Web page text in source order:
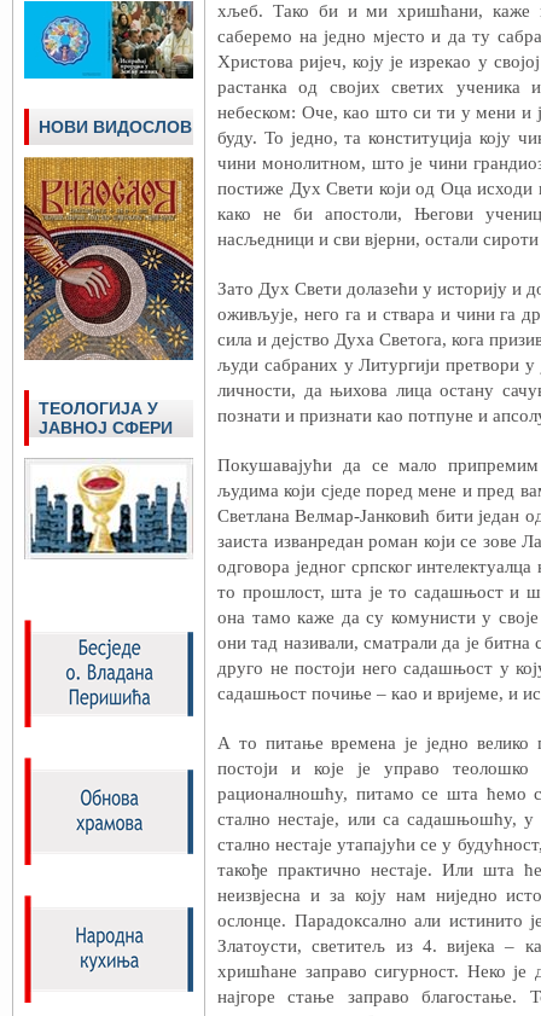
хљеб. Тако би и ми хришћани, каже
саберемо на једно мјесто и да ту
Христова ријеч, коју је изрекао у
растанка од својих светих
небеском: Оче, као што си ти у мени и
буду. То једно, та конституција коју
чини монолитном, што је чини
постиже Дух Свети који од Оца
како не би апостоли, Његови
насљедници и сви вјерни, остали сироти
Зато Дух Свети долазећи у историју и
оживљује, него га и ствара и чини га
сила и дејство Духа Светога, кога
људи сабраних у Литургији претвори
личности, да њихова лица остану
познати и признати као потпуне и
Покушавајући да се мало
људима који сједе поред мене и пред
Светлана Велмар-Јанковић бити један
заиста изванредан роман који се
одговора једног српског
то прошлост, шта је то садашњост и
она тамо каже да су комунисти у
они тад називали, сматрали да је
друго не постоји него садашњост у
садашњост почиње – као и вријеме, и
А то питање времена је једно велико
постоји и које је управо
рационалношћу, питамо се шта ћемо
стално нестаје, или са садашњошћу, у
стално нестаје утапајући се у
такође практично нестаје. Или шта
неизвјесна и за коју нам ниједно
ослонце. Парадоксално али истинито
Златоусти, светитељ из 4. вијека –
хришћане заправо сигурност. Неко је
најгоре стање заправо
НОВИ ВИДОСЛОВ
ТЕОЛОГИЈА У
ЈАВНОЈ СФЕРИ